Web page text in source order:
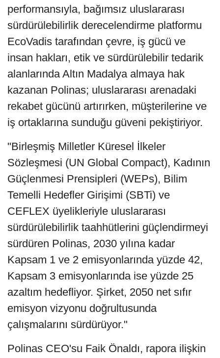
performansıyla, bağımsız uluslararası
sürdürülebilirlik derecelendirme platformu
EcoVadis tarafından çevre, iş gücü ve
insan hakları, etik ve sürdürülebilir tedarik
alanlarında Altın Madalya almaya hak
kazanan Polinas; uluslararası arenadaki
rekabet gücünü artırırken, müşterilerine ve
iş ortaklarına sunduğu güveni pekiştiriyor.
"Birleşmiş Milletler Küresel İlkeler
Sözleşmesi (UN Global Compact), Kadının
Güçlenmesi Prensipleri (WEPs), Bilim
Temelli Hedefler Girişimi (SBTi) ve
CEFLEX üyelikleriyle uluslararası
sürdürülebilirlik taahhütlerini güçlendirmeyi
sürdüren Polinas, 2030 yılına kadar
Kapsam 1 ve 2 emisyonlarında yüzde 42,
Kapsam 3 emisyonlarında ise yüzde 25
azaltım hedefliyor. Şirket, 2050 net sıfır
emisyon vizyonu doğrultusunda
çalışmalarını sürdürüyor."
Polinas CEO'su Faik Önaldı, rapora ilişkin